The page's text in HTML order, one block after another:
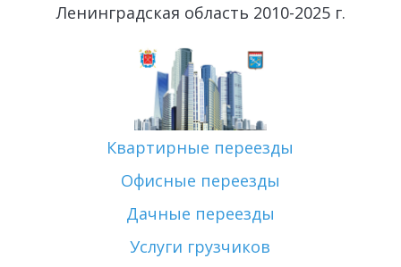
Ленинградская область 2010-2025 г.
Квартирные переезды
Офисные переезды
Дачные переезды
Услуги грузчиков